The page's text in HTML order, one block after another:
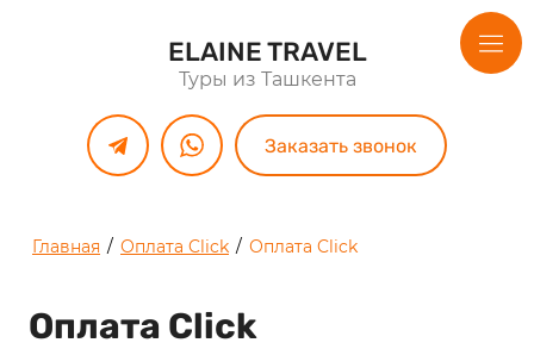
ELAINE TRAVEL
Туры из Ташкента
Заказать звонок
Главная / Оплата Click / Оплата Click
Оплата Click